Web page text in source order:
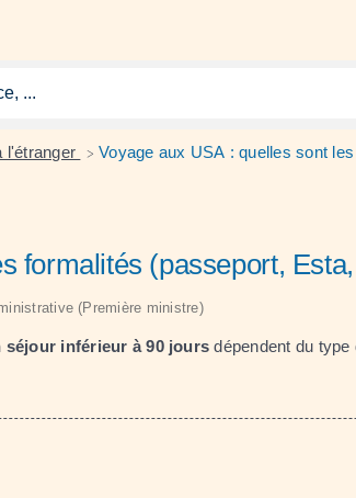
l'étranger > Voyage aux USA : quelles sont
formalités (passeport,
(Première ministre)
séjour inférieur à 90 jours dépendent du